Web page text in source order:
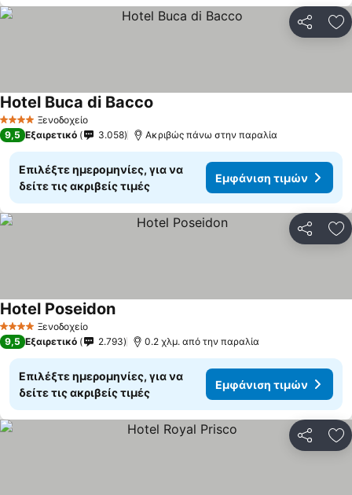
4 ΑστέριαΞενοδοχείο
Hotel Buca di Bacco
9,5 Εξαιρετικό 3.058 Ακριβώς πάνω στην παραλία
Επιλέξτε ημερομηνίες, για να
δείτε τις ακριβείς τιμές
Εμφάνιση τιμών
4 ΑστέριαΞενοδοχείο
Hotel PoseidonΕμφάνιση τιμών
9,5 Εξαιρετικό 2.793 0.2 χλμ. από την παραλία
Επιλέξτε ημερομηνίες, για να
δείτε τις ακριβείς τιμές
Εμφάνιση τιμών